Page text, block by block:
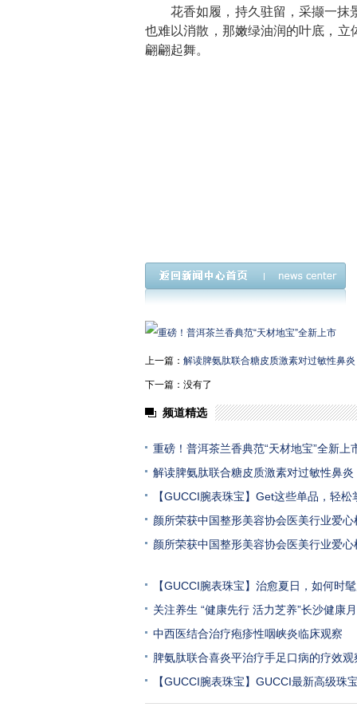
花香如履，持久驻留，采撷一抹
也难以消散，那嫩绿油润的叶底，
翩翩起舞。
上一篇： 解读脾氨肽联合糖皮质激素对过敏性鼻炎
下一篇：没有了
频道精选
重磅！普洱茶兰香典范“天材地宝”全新上
解读脾氨肽联合糖皮质激素对过敏性鼻炎
【GUCCI腕表珠宝】Get这些单品，轻松
颜所荣获中国整形美容协会医美行业爱心
颜所荣获中国整形美容协会医美行业爱心
【GUCCI腕表珠宝】治愈夏日，如何时
关注养生 “健康先行 活力芝养”长沙健康月
中西医结合治疗疱疹性咽峡炎临床观察
脾氨肽联合喜炎平治疗手足口病的疗效观
【GUCCI腕表珠宝】GUCCI最新高级珠